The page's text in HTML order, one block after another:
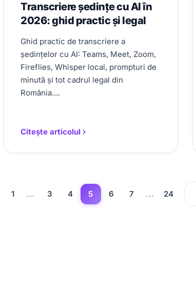
Transcriere ședințe cu AI în
2026: ghid practic și legal
Ghid practic de transcriere a
ședințelor cu AI: Teams, Meet, Zoom,
Fireflies, Whisper local, prompturi de
minută și tot cadrul legal din
România....
Citește articolul
1 ... 3 4 5 6 7 ... 24